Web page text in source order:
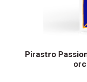
Pirastro